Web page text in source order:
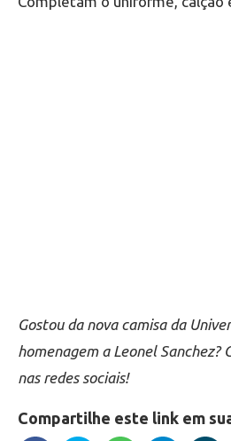
Gostou da nova camisa da
homenagem a Leonel
nas redes sociais!
Compartilhe este link em